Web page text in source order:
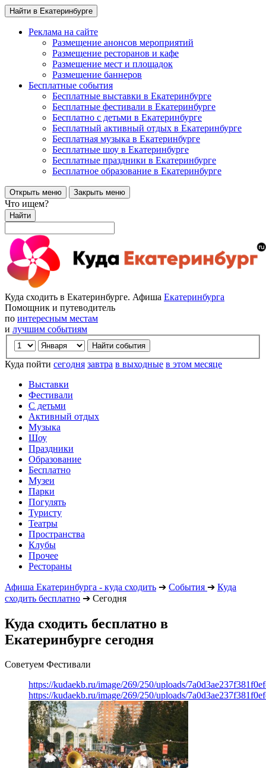
Найти в Екатеринбурге
Реклама на сайте
Размещение анонсов мероприятий
Размещение ресторанов и кафе
Размещение мест и площадок
Размещение баннеров
Бесплатные события
Бесплатные выставки в Екатеринбурге
Бесплатные фестивали в Екатеринбурге
Бесплатно с детьми в Екатеринбурге
Бесплатный активный отдых в Екатеринбурге
Бесплатная музыка в Екатеринбурге
Бесплатные шоу в Екатеринбурге
Бесплатные праздники в Екатеринбурге
Бесплатное образование в Екатеринбурге
Открыть меню Закрыть меню
Что ищем?
Найти
Куда сходить в Екатеринбурге. Афиша Екатеринбурга
Помощник и путеводитель
по интересным местам
и лучшим событиям
Куда пойти сегодня завтра в выходные в этом месяце
Выставки
Фестивали
С детьми
Активный отдых
Музыка
Шоу
Праздники
Образование
Бесплатно
Музеи
Парки
Погулять
Туристу
Театры
Пространства
Клубы
Прочее
Рестораны
Афиша Екатеринбурга - куда сходить ➔ События ➔ Куда
сходить бесплатно ➔ Сегодня
Куда сходить бесплатно в
Екатеринбурге сегодня
Советуем Фестивали
https://kudaekb.ru/image/269/250/uploads/
https://kudaekb.ru/image/269/250/uploads/